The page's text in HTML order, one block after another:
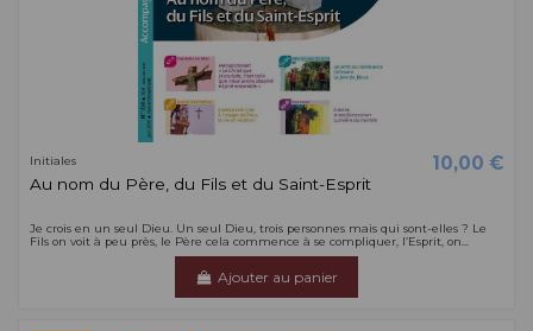
Initiales 10,00 €
Au nom du Père, du Fils et du Saint-Esprit
Je crois en un seul Dieu. Un seul Dieu, trois personnes mais qui sont-elles ? Le
Fils on voit à peu près, le Père cela commence à se compliquer, l’Esprit, on...
Ajouter au panier